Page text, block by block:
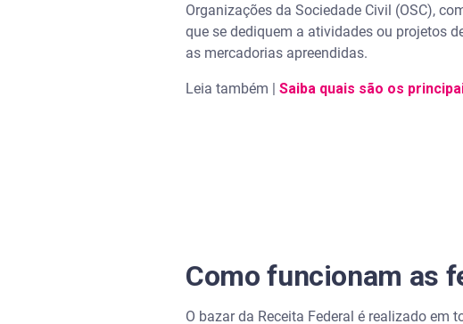
Organizações da Sociedade Civil (OSC),
que se dediquem a atividades ou projetos
as mercadorias apreendidas.
Leia também | Saiba quais são os
Como funcionam as
O bazar da Receita Federal é realizado em